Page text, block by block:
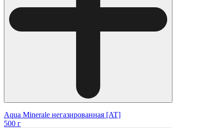
Aqua Minerale негазированная [AT]
500 г